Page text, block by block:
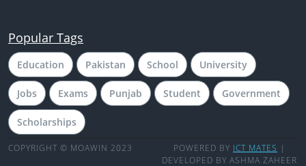
Popular Tags
Education Pakistan School University
Jobs Exams Punjab Student Government
Scholarships
COPYRIGHT © MOAWIN 2023 POWERED BY ICT MATES |
DEVELOPED BY ASHMA ZAHEER